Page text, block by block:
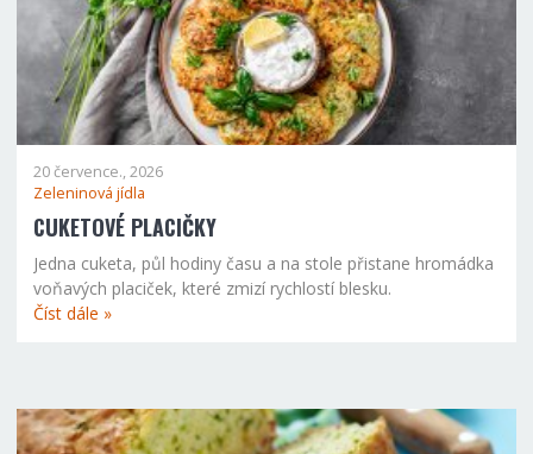
20 července., 2026
Zeleninová jídla
CUKETOVÉ PLACIČKY
Jedna cuketa, půl hodiny času a na stole přistane hromádka
voňavých placiček, které zmizí rychlostí blesku.
Číst dále »